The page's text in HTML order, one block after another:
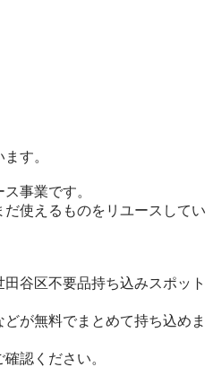
す。
事業です。
使えるものをリユースしてい
谷区不要品持ち込みスポット
が無料でまとめて持ち込めま